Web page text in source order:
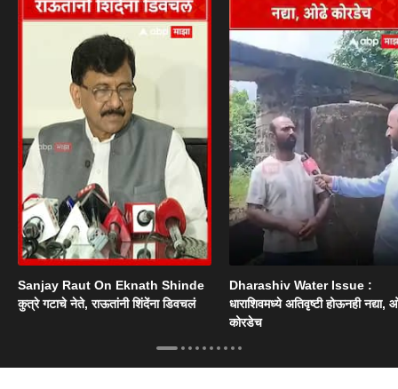
Sanjay Raut On Eknath Shinde
कुत्रे गटाचे नेते, राऊतांनी शिंदेंना डिवचलं
Dharashiv Water Issue :
धाराशिवमध्ये अतिवृष्टी होऊनही नद्या,
कोरडेच